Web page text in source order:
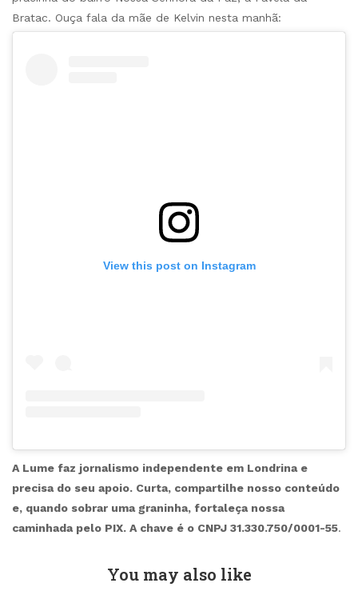
Bratac. Ouça fala da mãe de Kelvin nesta manhã:
View this post on Instagram
A Lume faz jornalismo independente em Londrina e
precisa do seu apoio. Curta, compartilhe nosso conteúdo
e, quando sobrar uma graninha, fortaleça nossa
caminhada pelo PIX. A chave é o CNPJ 31.330.750/0001-55.
You may also like